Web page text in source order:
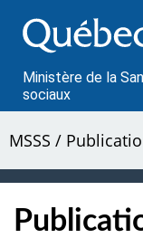
au
contenu
Ministère de la
sociaux
MSSS /